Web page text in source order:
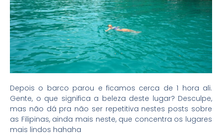
Depois o barco parou e ficamos cerca de 1 hora ali.
Gente, o que significa a beleza deste lugar? Desculpe,
mas não dá pra não ser repetitiva nestes posts sobre
as Filipinas, ainda mais neste, que concentra os lugares
mais lindos hahaha